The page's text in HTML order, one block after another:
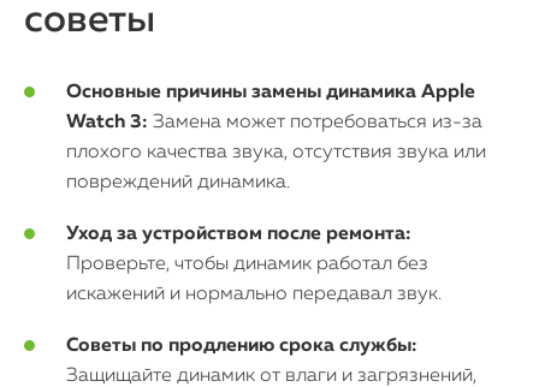
советы
Основные причины замены динамика Apple
Watch 3: Замена может потребоваться из-за
плохого качества звука, отсутствия звука или
повреждений динамика.
Уход за устройством после ремонта:
Проверьте, чтобы динамик работал без
искажений и нормально передавал звук.
Советы по продлению срока службы:
Защищайте динамик от влаги и загрязнений,